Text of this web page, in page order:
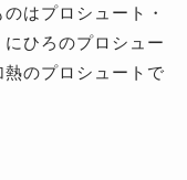
はプロシュート・
ひろのプロシュー
熱のプロシュートで